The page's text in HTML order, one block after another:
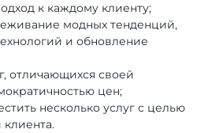
к каждому клиенту;
модных тенденций,
и обновление
отличающихся своей
цен;
несколько услуг с целью